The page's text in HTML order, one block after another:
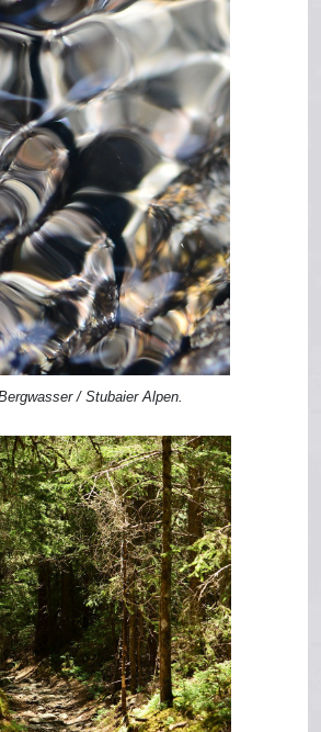
/ Stubaier Alpen.